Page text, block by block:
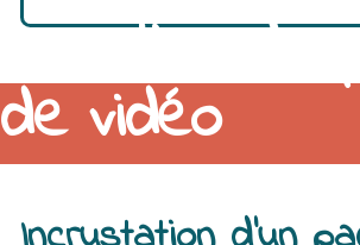
Insertion de
de vidéo
temps...